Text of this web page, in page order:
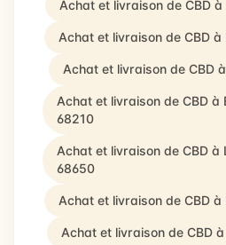
Achat et livraison de CBD
Achat et livraison de CBD
Achat et livraison de CBD
Achat et livraison de CBD à
68210
Achat et livraison de CBD à
68650
Achat et livraison de CBD
Achat et livraison de CBD